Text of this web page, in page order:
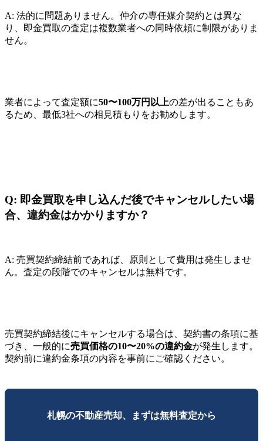
A: 法的に問題ありません。仲介の専任媒介契約とは異な
り、即金買取の査定は複数業者への同時依頼に制限がありま
せん。
業者によって査定額に50〜100万円以上の差が出ることもあ
るため、最低3社への相見積もりをお勧めします。
Q: 即金買取を申し込んだ後でキャンセルしたい場
合、違約金はかかりますか？
A: 売買契約締結前であれば、原則として費用は発生しませ
ん。査定の段階でのキャンセルは無料です。
売買契約締結後にキャンセルする場合は、契約書の条項に基
づき、一般的に売買価格の10〜20%の違約金が発生します。
契約前に違約金条項の内容を事前にご確認ください。
札幌の不動産売却、まずは無料査定から